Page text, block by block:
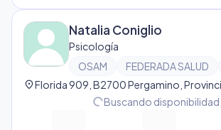
Natalia Coniglio
Psicología
OSAM
FEDERADA SALUD
location_on
progress_activityBuscando disponibilidad…